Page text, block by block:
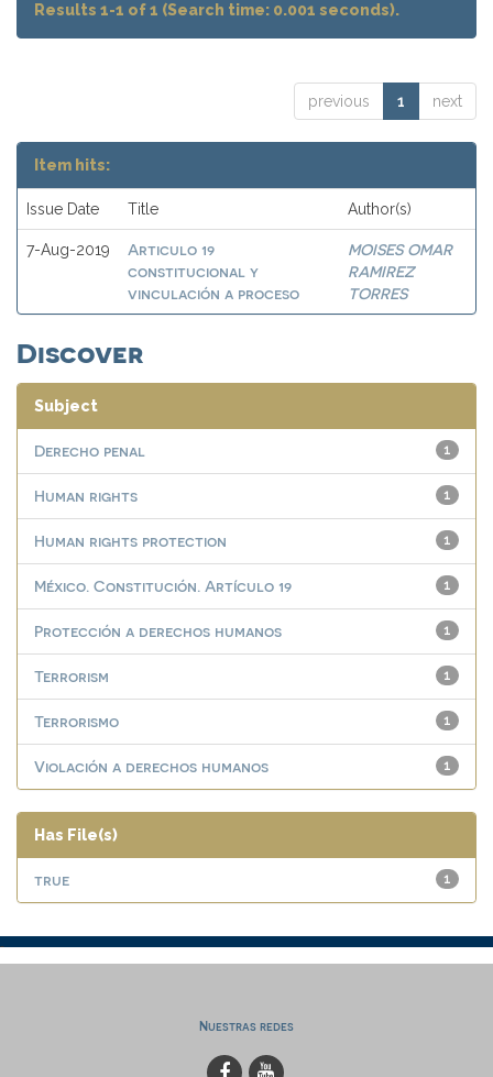
Results 1-1 of 1 (Search time: 0.001 seconds).
previous 1 next
Item hits:
Issue Date Title Author(s)
7-Aug-2019
Articulo 19
constitucional y
vinculación a proceso
MOISES OMAR
RAMIREZ
TORRES
Discover
Subject
1
Derecho penal
1
Human rights
1
Human rights protection
1
México. Constitución. Artículo 19
1
Protección a derechos humanos
1
Terrorism
1
Terrorismo
1
Violación a derechos humanos
Has File(s)
1
true
Nuestras redes